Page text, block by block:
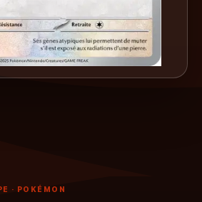
· POKÉMON